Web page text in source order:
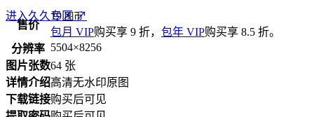
进入久久专区↗
售价
19图币
包月 VIP购买享 9 折， 包年 VIP购买享 8.5 折。
分辨率 5504×8256
图片张数64 张
详情介绍高清无水印原图
下载链接购买后可见